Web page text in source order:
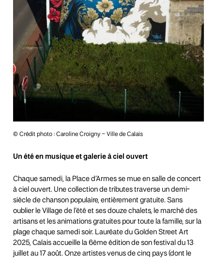
© Crédit photo : Caroline Croigny – Ville de Calais
Un été en musique et galerie à ciel ouvert
Chaque samedi, la Place d’Armes se mue en salle de concert
à ciel ouvert. Une collection de tributes traverse un demi-
siècle de chanson populaire, entièrement gratuite. Sans
oublier le Village de l’été et ses douze chalets, le marché des
artisans et les animations gratuites pour toute la famille, sur la
plage chaque samedi soir. Lauréate du Golden Street Art
2025, Calais accueille la 6ème édition de son festival du 13
juillet au 17 août. Onze artistes venus de cinq pays (dont le